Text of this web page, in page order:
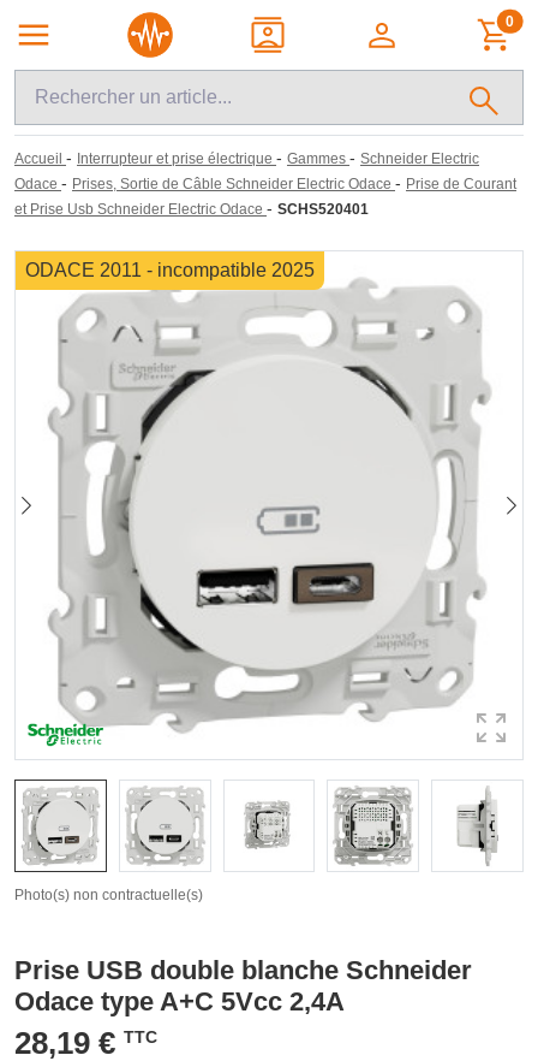
0
Accueil - Interrupteur et prise électrique - Gammes - Schneider Electric
Odace - Prises, Sortie de Câble Schneider Electric Odace - Prise de Courant
et Prise Usb Schneider Electric Odace - SCHS520401
ODACE 2011 - incompatible 2025
Photo(s) non contractuelle(s)
Prise USB double blanche Schneider
Odace type A+C 5Vcc 2,4A
28,19 € TTC